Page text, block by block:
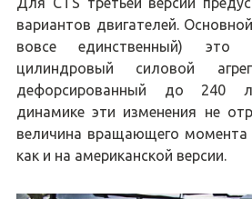
вариантов двигателей.
вовсе единственный) это
цилиндровый силовой
дефорсированный до 240
динамике эти изменения не
величина вращающего момента
как и на американской версии.